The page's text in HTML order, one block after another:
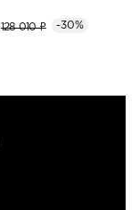
128 010 ₽ -30%